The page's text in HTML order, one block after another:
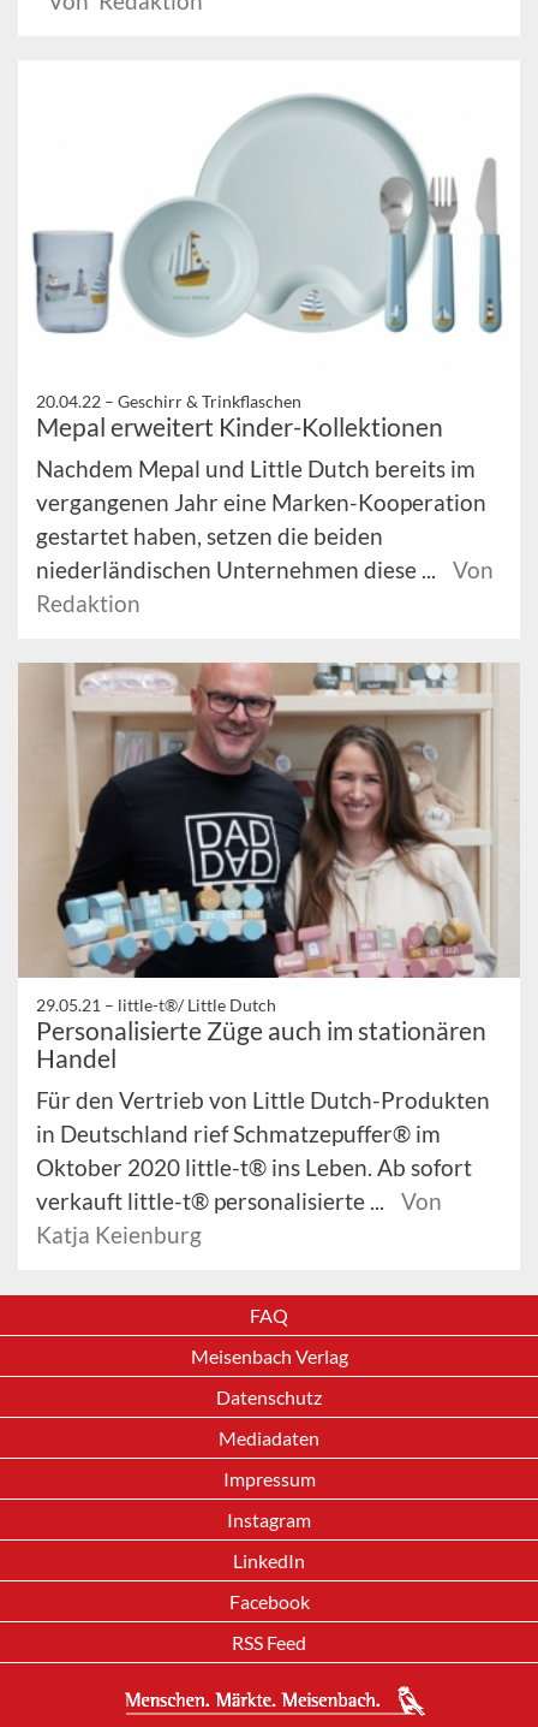
20.04.22 – Geschirr & Trinkflaschen
Mepal erweitert Kinder-Kollektionen
Nachdem Mepal und Little Dutch bereits im
vergangenen Jahr eine Marken-Kooperation
gestartet haben, setzen die beiden
niederländischen Unternehmen diese ...
Von
Redaktion
29.05.21 – little-t®/ Little Dutch
Personalisierte Züge auch im stationären
Handel
Für den Vertrieb von Little Dutch-Produkten
in Deutschland rief Schmatzepuffer® im
Oktober 2020 little-t® ins Leben. Ab sofort
verkauft little-t® personalisierte ...
Von
Katja Keienburg
FAQ
Meisenbach Verlag
Datenschutz
Mediadaten
Impressum
Instagram
LinkedIn
Facebook
RSS Feed